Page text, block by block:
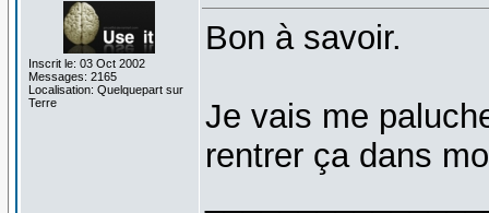
Inscrit le: 03 Oct 2002
Messages: 2165
Localisation: Quelquepart sur
Terre
Bon à savoir.
Je vais me
rentrer ça dans